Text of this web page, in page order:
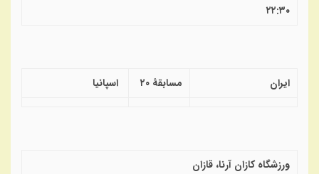
۲۲:۳۰
ایران مسابقهٔ ۲۰ اسپانیا
ورزشگاه کازان آرنا، قازان